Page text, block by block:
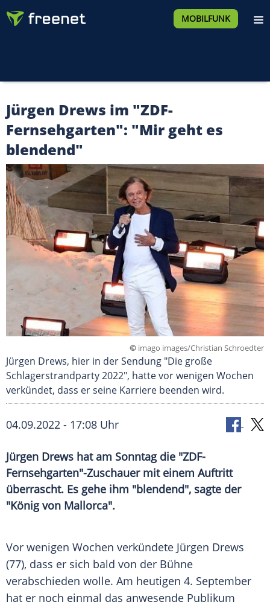
MOBILFUNK
Jürgen Drews im "ZDF-
Fernsehgarten": "Mir geht es
blendend"
© imago images/Christian Schroedter
Jürgen Drews, hier in der Sendung "Die große
Schlagerstrandparty 2022", hatte vor wenigen Wochen
verkündet, dass er seine Karriere beenden wird.
04.09.2022 - 17:08 Uhr
Jürgen Drews hat am Sonntag die "ZDF-
Fernsehgarten"-Zuschauer mit einem Auftritt
überrascht. Es gehe ihm "blendend", sagte der
"König von Mallorca".
Vor wenigen Wochen verkündete Jürgen Drews
(77), dass er sich bald von der Bühne
verabschieden wolle. Am heutigen 4. September
hat er noch einmal das anwesende Publikum